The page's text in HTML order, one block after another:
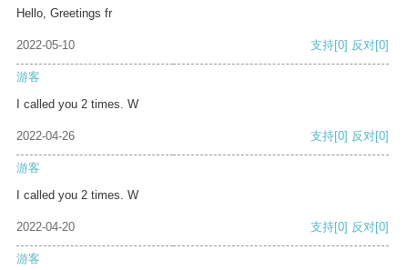
Hello, Greetings fr
2022-05-10 支持[0] 反对[0]
游客
I called you 2 times. W
2022-04-26 支持[0] 反对[0]
游客
I called you 2 times. W
2022-04-20 支持[0] 反对[0]
游客